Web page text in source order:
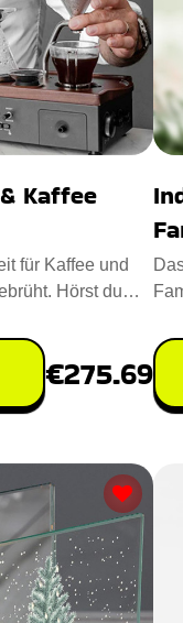
Kaffee
für Kaffee und
Hörst du
€275.69